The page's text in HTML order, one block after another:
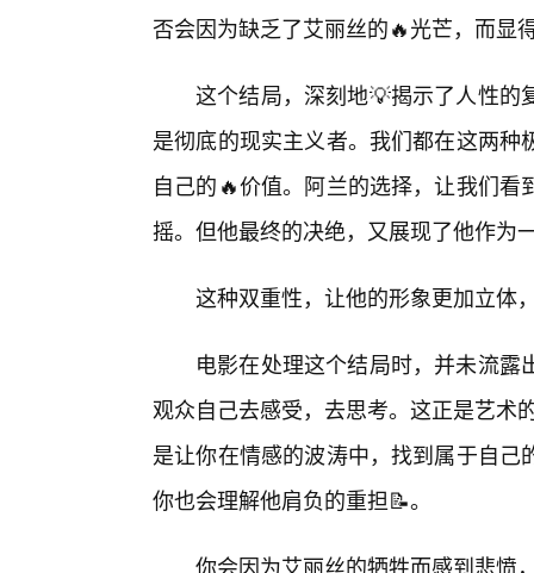
否会因为缺乏了艾丽丝的🔥光芒，而显
这个结局，深刻地💡揭示了人性的
是彻底的现实主义者。我们都在这两
自己的🔥价值。阿兰的选择，让我们
摇。但他最终的决绝，又展现了他作为
这种双重性，让他的形象更加立体
电影在处理这个结局时，并未流
观众自己去感受，去思考。这正是艺术
是让你在情感的波涛中，找到属于自
你也会理解他肩负的重担📝。
你会因为艾丽丝的牺牲而感到悲愤